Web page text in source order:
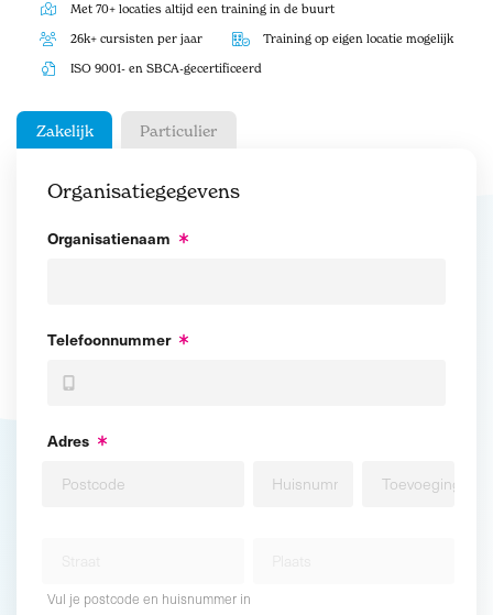
Met 70+ locaties altijd een training in de buurt
26k+ cursisten per jaar Training op eigen locatie mogelijk
ISO 9001- en SBCA-gecertificeerd
Zakelijk Particulier
Organisatiegegevens
Organisatienaam
Telefoonnummer
Adres
Vul je postcode en huisnummer in